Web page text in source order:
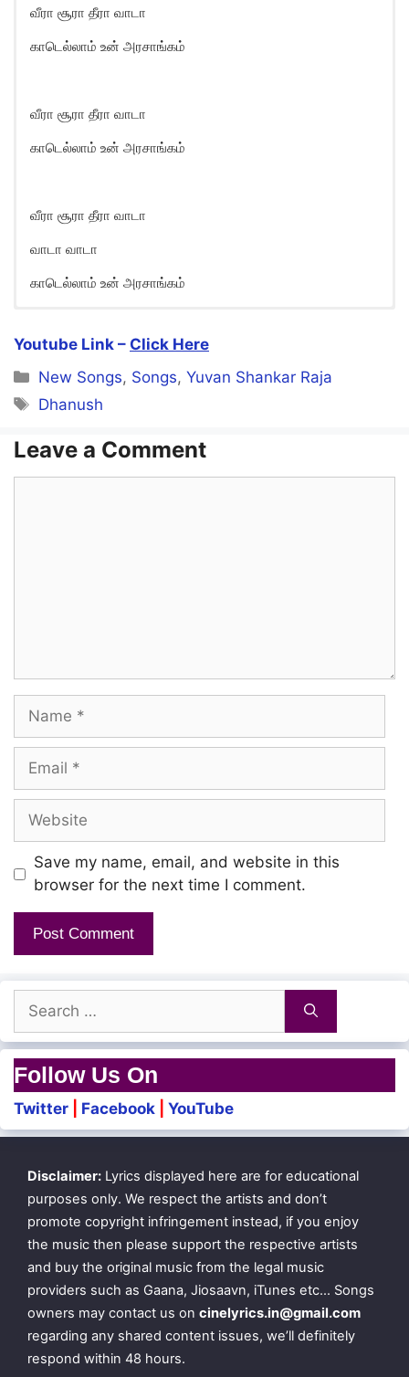
வீரா சூரா தீரா வாடா
காடெல்லாம் உன் அரசாங்கம்
வீரா சூரா தீரா வாடா
காடெல்லாம் உன் அரசாங்கம்
வீரா சூரா தீரா வாடா
வாடா வாடா
காடெல்லாம் உன் அரசாங்கம்
English
Veera Soora Theera Vaa Da
Veera Soora Theera Vaa Da
Mathi Kalanga Kathi Kalanga
Vaa Da Vaa Da
Kadellam Heyy…
Kadellam Heyy…
Kadellam Un Arasangam
Vaada
Kadellam Un Arasangam
Vaada
Kadellam Un Arasangam
Por Vaaley Por Vaaley
Pottiilla Pottiilla
Vaa Da Vaa Da Vaa Da
Por Vaaley Por Vaaley
Vaa Da Vaa Da Vaa Da
Pottiilla Pottiilla
Youtube Link – Click Here
Categories
New Songs, Songs,Yuvan Shankar Raja
Tags
Dhanush
Leave a Comment
Name
Email
Website
Save my name, email, and website in this
browser for the next time I comment.
Search
for:
Follow Us On
Twitter Facebook YouTube
Disclaimer: Lyrics displayed here are for educational
purposes only. We respect the artists and don’t
promote copyright infringement instead, if you enjoy
the music then please support the respective artists
and buy the original music from the legal music
providers such as Gaana, Jiosaavn, iTunes etc… Songs
owners may contact us on cinelyrics.in@gmail.com
regarding any shared content issues, we’ll definitely
respond within 48 hours.